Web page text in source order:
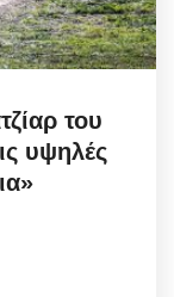
του
υψηλές